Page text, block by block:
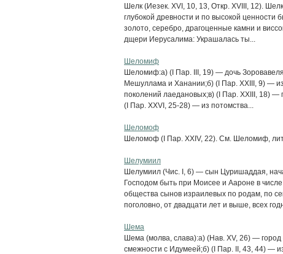
Шелк (Иезек. XVI, 10, 13, Откр. ХVIII, 12).
глубокой древности и по высокой ценности
золото, серебро, драгоценные камни и
дщери Иерусалима: Украшалась ты...
Шеломиф
Шеломиф:а) (I Пар. III, 19) — дочь
Мешуллама и Ханании;б) (I Пар. XXIII, 9) —
поколений лаедановых;в) (I Пар. XXIII, 18)
(I Пар. XXVI, 25-28) — из потомства...
Шеломоф
Шеломоф (I Пар. XXIV, 22). См. Шеломиф,
Шелумиил
Шелумиил (Чис. I, 6) — сын Цуришаддая,
Господом быть при Моисее и Аароне в числе
общества сынов израилевых по родам, по
поголовно, от двадцати лет и выше, всех
Шема
Шема (молва, слава):а) (Нав. XV, 26) —
смежности с Идумеей;б) (I Пар. II, 43, 44) —